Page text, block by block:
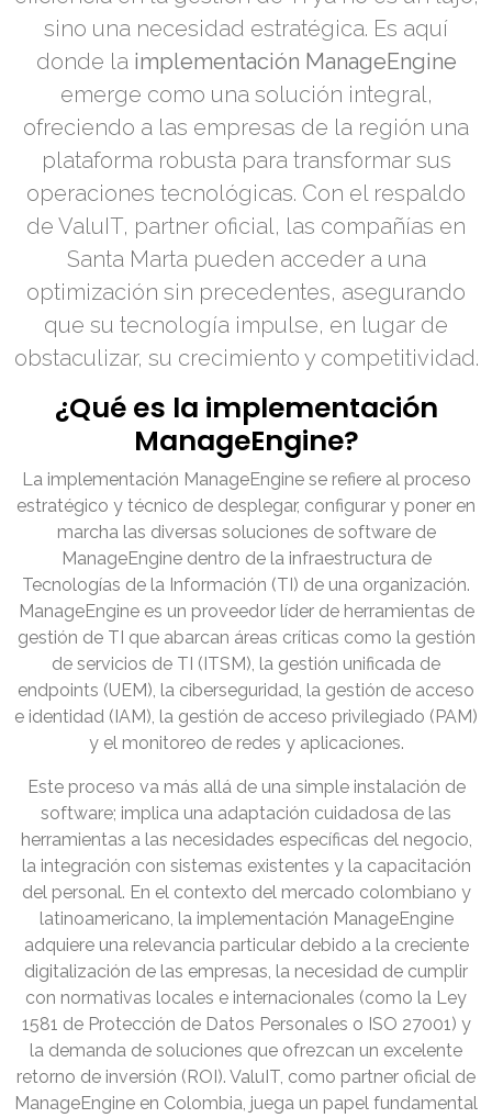
sino una necesidad estratégica. Es aquí
donde la implementación ManageEngine
emerge como una solución integral,
ofreciendo a las empresas de la región una
plataforma robusta para transformar sus
operaciones tecnológicas. Con el respaldo
de ValuIT, partner oficial, las compañías en
Santa Marta pueden acceder a una
optimización sin precedentes, asegurando
que su tecnología impulse, en lugar de
obstaculizar, su crecimiento y competitividad.
¿Qué es la implementación
ManageEngine?
La implementación ManageEngine se refiere al proceso
estratégico y técnico de desplegar, configurar y poner en
marcha las diversas soluciones de software de
ManageEngine dentro de la infraestructura de
Tecnologías de la Información (TI) de una organización.
ManageEngine es un proveedor líder de herramientas de
gestión de TI que abarcan áreas críticas como la gestión
de servicios de TI (ITSM), la gestión unificada de
endpoints (UEM), la ciberseguridad, la gestión de acceso
e identidad (IAM), la gestión de acceso privilegiado (PAM)
y el monitoreo de redes y aplicaciones.
Este proceso va más allá de una simple instalación de
software; implica una adaptación cuidadosa de las
herramientas a las necesidades específicas del negocio,
la integración con sistemas existentes y la capacitación
del personal. En el contexto del mercado colombiano y
latinoamericano, la implementación ManageEngine
adquiere una relevancia particular debido a la creciente
digitalización de las empresas, la necesidad de cumplir
con normativas locales e internacionales (como la Ley
1581 de Protección de Datos Personales o ISO 27001) y
la demanda de soluciones que ofrezcan un excelente
retorno de inversión (ROI). ValuIT, como partner oficial de
ManageEngine en Colombia, juega un papel fundamental